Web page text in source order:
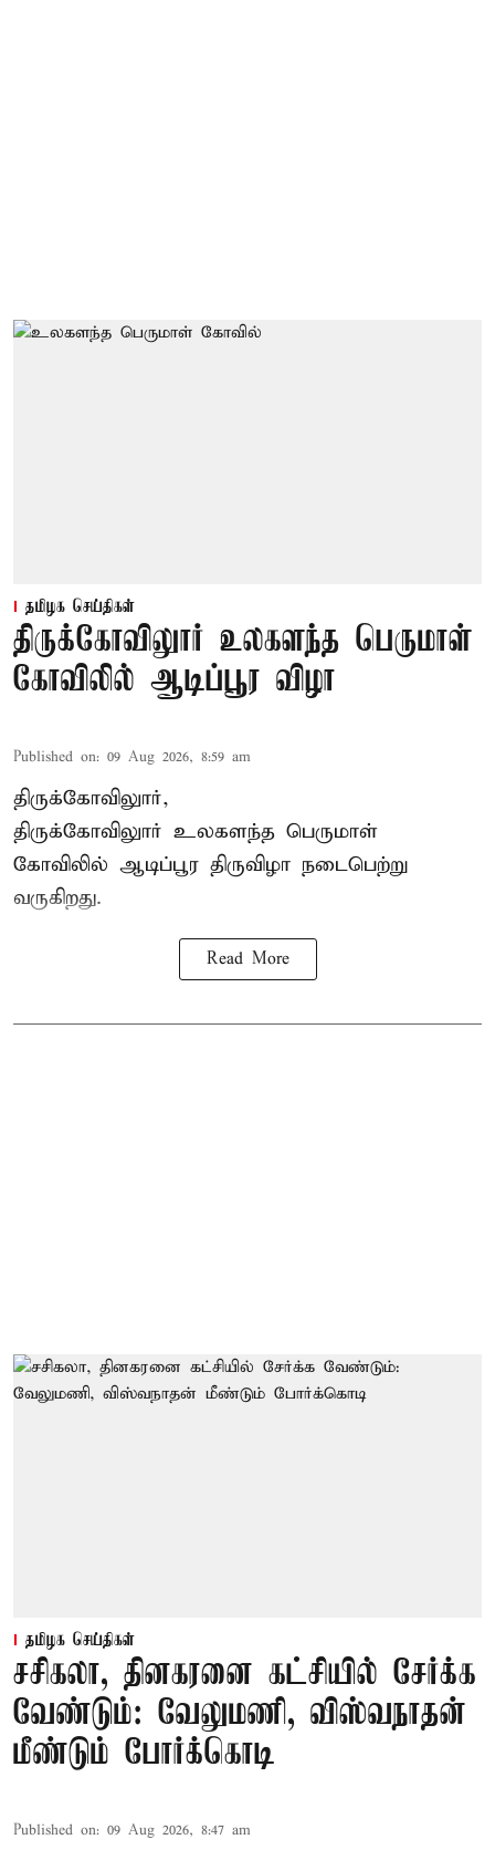
தமிழக செய்திகள்
திருக்கோவிலுார் உலகளந்த பெருமாள்
கோவிலில் ஆடிப்பூர விழா
Published on: 09 Aug 2026, 8:59 am
திருக்கோவிலுார்,
திருக்கோவிலுார் உலகளந்த பெருமாள்
கோவிலில் ஆடிப்பூர திருவிழா நடைபெற்று
வருகிறது.
Read More
தமிழக செய்திகள்
சசிகலா, தினகரனை கட்சியில் சேர்க்க
வேண்டும்: வேலுமணி, விஸ்வநாதன்
மீண்டும் போர்க்கொடி
Published on: 09 Aug 2026, 8:47 am